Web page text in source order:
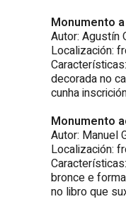
Monumento
Autor: Agustín
Localización:
decorada no
cunha
Monumento
Autor: Manuel
Localización:
bronce e
no libro que